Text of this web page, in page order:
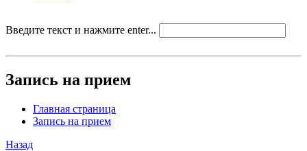
Введите текст и нажмите enter...
Запись на прием
Главная страница
Запись на прием
Назад